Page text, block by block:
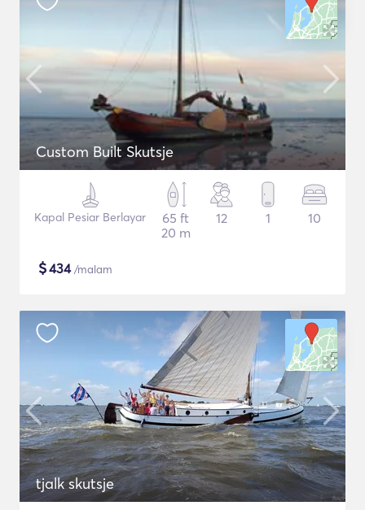
Custom Built Skutsje
Kapal Pesiar Berlayar
65 ft
20 m
12 1 10
$434/malam
tjalk skutsje